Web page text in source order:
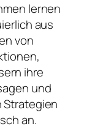
lernen
aus
von
ihre
und
Strategien
an.